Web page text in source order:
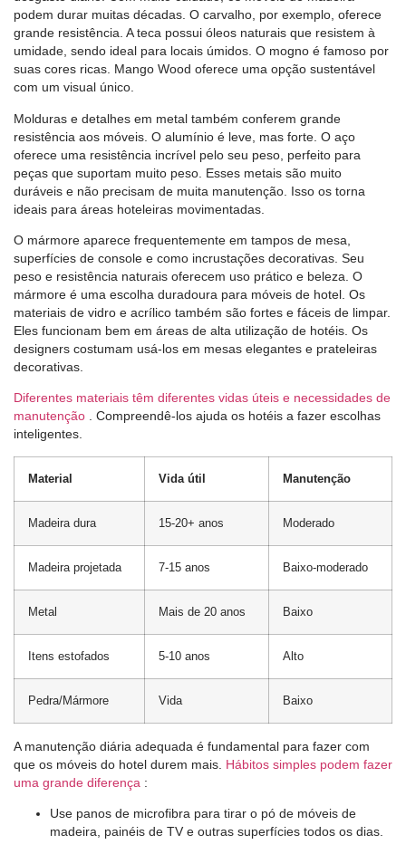
podem durar muitas décadas. O carvalho, por exemplo, oferece
grande resistência. A teca possui óleos naturais que resistem à
umidade, sendo ideal para locais úmidos. O mogno é famoso por
suas cores ricas. Mango Wood oferece uma opção sustentável
com um visual único.
Molduras e detalhes em metal também conferem grande
resistência aos móveis. O alumínio é leve, mas forte. O aço
oferece uma resistência incrível pelo seu peso, perfeito para
peças que suportam muito peso. Esses metais são muito
duráveis ​​e não precisam de muita manutenção. Isso os torna
ideais para áreas hoteleiras movimentadas.
O mármore aparece frequentemente em tampos de mesa,
superfícies de console e como incrustações decorativas. Seu
peso e resistência naturais oferecem uso prático e beleza. O
mármore é uma escolha duradoura para móveis de hotel. Os
materiais de vidro e acrílico também são fortes e fáceis de limpar.
Eles funcionam bem em áreas de alta utilização de hotéis. Os
designers costumam usá-los em mesas elegantes e prateleiras
decorativas.
Diferentes materiais têm diferentes vidas úteis e necessidades de
manutenção . Compreendê-los ajuda os hotéis a fazer escolhas
inteligentes.
Material Vida útil Manutenção
Madeira dura 15-20+ anos Moderado
Madeira projetada 7-15 anos Baixo-moderado
Metal Mais de 20 anos Baixo
Itens estofados 5-10 anos Alto
Pedra/Mármore Vida Baixo
A manutenção diária adequada é fundamental para fazer com
que os móveis do hotel durem mais. Hábitos simples podem fazer
uma grande diferença :
Use panos de microfibra para tirar o pó de móveis de
madeira, painéis de TV e outras superfícies todos os dias.